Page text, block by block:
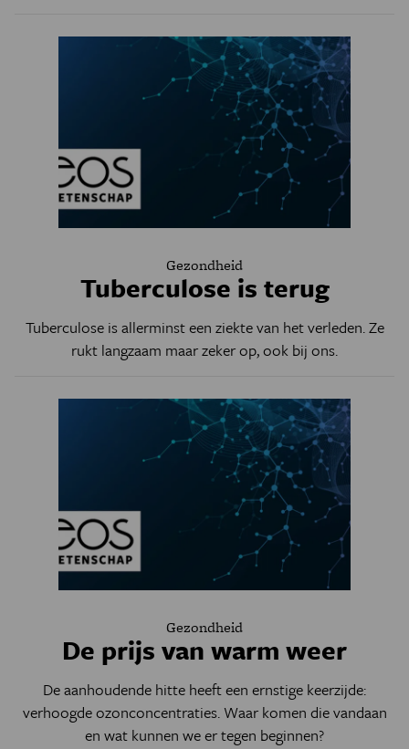
Gezondheid
Tuberculose is terug
Tuberculose is allerminst een ziekte van het verleden. Ze
rukt langzaam maar zeker op, ook bij ons.
Gezondheid
De prijs van warm weer
De aanhoudende hitte heeft een ernstige keerzijde:
verhoogde ozonconcentraties. Waar komen die vandaan
en wat kunnen we er tegen beginnen?